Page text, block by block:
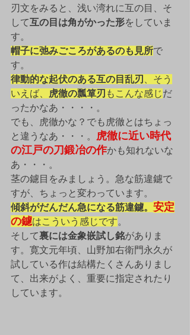
刃文をみると、浅い湾れに互の目、そ
して互の目は角がかった形をしていま
す。
帽子に弛みごころがあるのも見所で
す。
律動的な起伏のある互の目乱刃
、そう
いえば、
虎徹の瓢箪刃 もこんな感じだ
ったかなあ・・・・。
でも、虎徹かな？でも虎徹とはちょっ
と違うなあ・・・。 虎徹に近い時代
の江戸の刀鍛冶の作かも知れないな
あ・・・。
茎の鑢目をみましょう。急な筋違鑢で
すが、ちょっと変わっています。
傾斜がだんだん急になる筋違鑢。 安定
の鑢はこういう感じです。
そして裏には金象嵌試し銘がありま
す。寛文元年頃、山野加右衛門永久が
試している作は結構たくさんありまし
て、出来がよく、重要に指定されたり
しています。